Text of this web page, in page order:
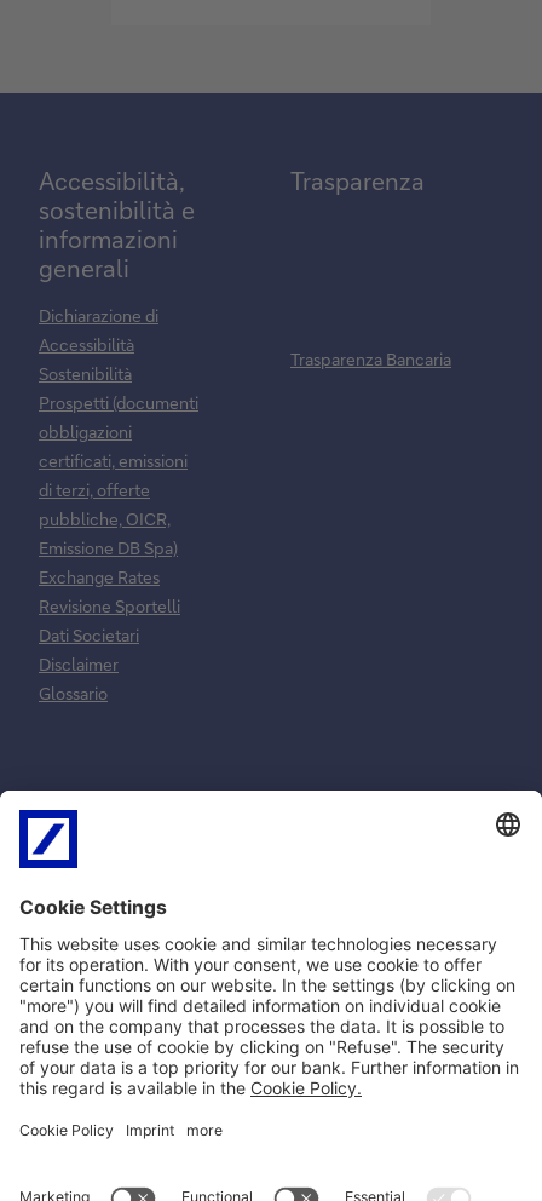
Accessibilità,
sostenibilità e
informazioni
generali
Dichiarazione di
Accessibilità
Sostenibilità
Prospetti (documenti
obbligazioni
certificati, emissioni
di terzi, offerte
pubbliche, OICR,
Emissione DB Spa)
Exchange Rates
Revisione Sportelli
Dati Societari
Disclaimer
Glossario
Trasparenza
Trasparenza Bancaria
Normative e
norme
contrattuali
MiFID
SEPA
PSD2
Privacy
Policy Cookie
Impostazioni Cookie
Norme Contrattuali
Reclami ricorsi e
conciliazione
Arbitro Controversie
Finanziarie